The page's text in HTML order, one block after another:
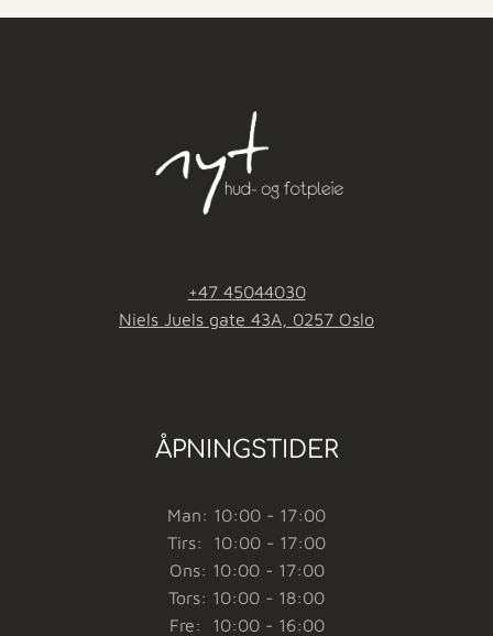
+47 45044030
Niels Juels gate 43A, 0257 Oslo
ÅPNINGSTIDER
Man: 10:00 - 17:00
Tirs: 10:00 - 17:00
Ons: 10:00 - 17:00
Tors: 10:00 - 18:00
Fre: 10:00 - 16:00